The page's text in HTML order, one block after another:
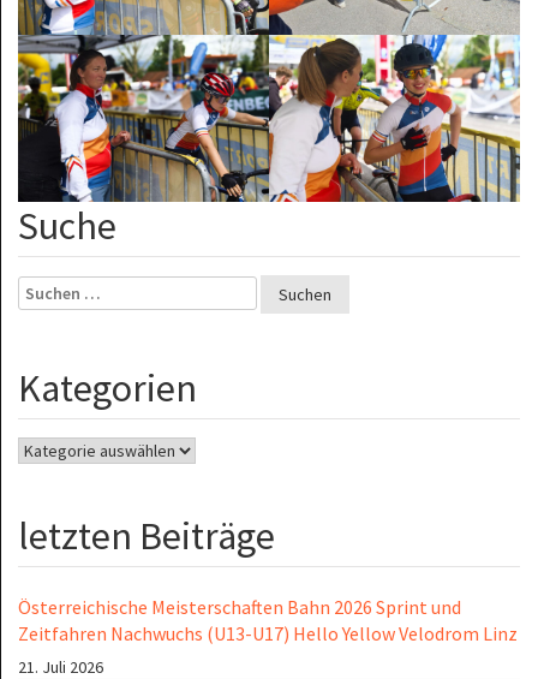
Suche
Suchen
nach:
Kategorien
Kategorien
letzten Beiträge
Österreichische Meisterschaften Bahn 2026 Sprint und
Zeitfahren Nachwuchs (U13-U17) Hello Yellow Velodrom Linz
21. Juli 2026